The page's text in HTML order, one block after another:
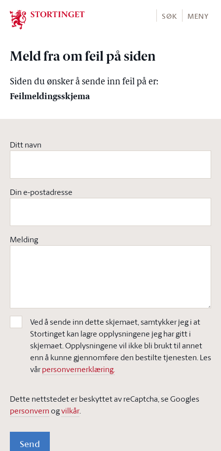
Stortinget.no
SØK MENY
Meld fra om feil på siden
Siden du ønsker å sende inn feil på er:
Feilmeldingsskjema
Ditt navn
Din e-postadresse
Melding
Ved å sende inn dette skjemaet, samtykker jeg i at
Stortinget kan lagre opplysningene jeg har gitt i
skjemaet. Opplysningene vil ikke bli brukt til annet
enn å kunne gjennomføre den bestilte tjenesten. Les
vårpersonvernerklæring.
Dette nettstedet er beskyttet av reCaptcha, se Googles
personvern ogvilkår.
Send